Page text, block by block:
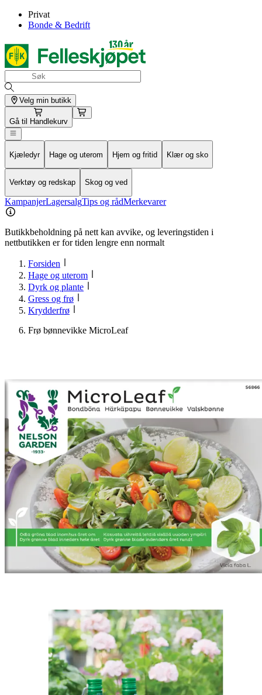
Privat
Bonde & Bedrift
Velg min butikk
Gå til Handlekurv
Kjæledyr Hage og uterom Hjem og fritid Klær og sko
Verktøy og redskap Skog og ved
KampanjerLagersalgTips og rådMerkevarer
Butikkbeholdning på nett kan avvike, og leveringstiden i
nettbutikken er for tiden lengre enn normalt
Forsiden
Hage og uterom
Dyrk og plante
Gress og frø
Krydderfrø
Frø bønnevikke MicroLeaf